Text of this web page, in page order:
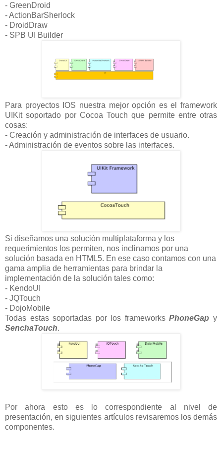
- GreenDroid
- ActionBarSherlock
- DroidDraw
- SPB UI Builder
Para proyectos IOS nuestra mejor opción es el framework
UIKit soportado por Cocoa Touch que permite entre otras
cosas:
- Creación y administración de interfaces de usuario.
- Administración de eventos sobre las interfaces.
Si diseñamos una solución multiplataforma y los
requerimientos los permiten, nos inclinamos por una
solución basada en HTML5. En ese caso contamos con una
gama amplia de herramientas para brindar la
implementación de la solución tales como:
- KendoUI
- JQTouch
- DojoMobile
Todas estas soportadas por los frameworksPhoneGap y
SenchaTouch.
Por ahora esto es lo correspondiente al nivel de
presentación, en siguientes artículos revisaremos los demás
componentes.